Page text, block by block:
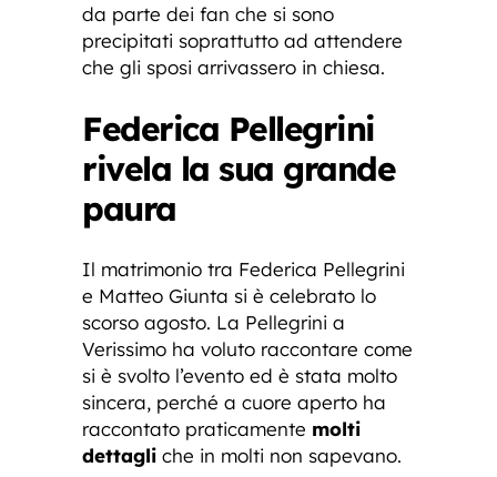
da parte dei fan che si sono
precipitati soprattutto ad attendere
che gli sposi arrivassero in chiesa.
Federica Pellegrini
rivela la sua grande
paura
Il matrimonio tra Federica Pellegrini
e Matteo Giunta si è celebrato lo
scorso agosto. La Pellegrini a
Verissimo ha voluto raccontare come
si è svolto l’evento ed è stata molto
sincera, perché a cuore aperto ha
raccontato praticamente molti
dettagli che in molti non sapevano.